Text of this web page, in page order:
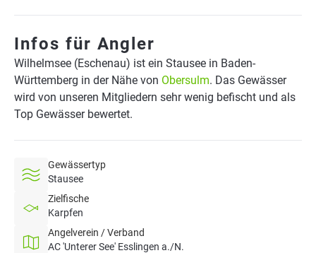
Infos für Angler
Wilhelmsee (Eschenau) ist ein Stausee in Baden-
Württemberg in der Nähe von Obersulm. Das Gewässer
wird von unseren Mitgliedern sehr wenig befischt und als
Top Gewässer bewertet.
Gewässertyp
Stausee
Zielfische
Karpfen
Angelverein / Verband
AC 'Unterer See' Esslingen a./N.